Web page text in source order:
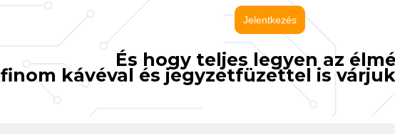
És hogy teljes legyen az
finom kávéval és jegyzetfüzettel is